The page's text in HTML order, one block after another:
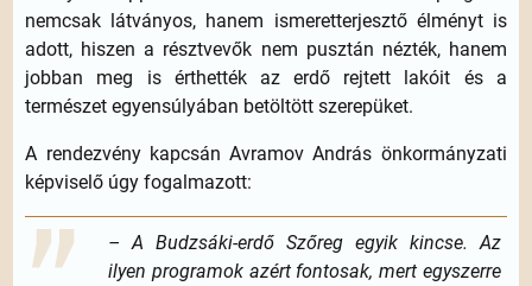
nemcsak látványos, hanem ismeretterjesztő élményt is
adott, hiszen a résztvevők nem pusztán nézték, hanem
jobban meg is érthették az erdő rejtett lakóit és a
természet egyensúlyában betöltött szerepüket.
A rendezvény kapcsán Avramov András önkormányzati
képviselő úgy fogalmazott:
– A Budzsáki-erdő Szőreg egyik kincse. Az
ilyen programok azért fontosak, mert egyszerre